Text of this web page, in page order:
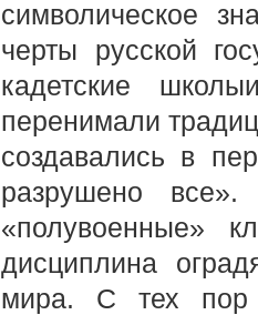
символическое
черты русской
кадетские
перенимали
создавались в
разрушено
«полувоенные»
дисциплина
мира. С тех пор